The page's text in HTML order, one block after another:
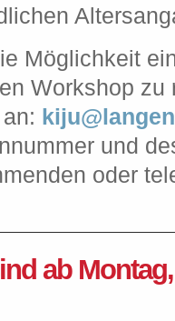
Möglichkeit
Workshop zu
und
oder
ab